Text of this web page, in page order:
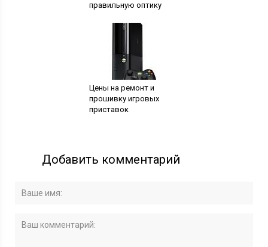
правильную оптику
Цены на ремонт и
прошивку игровых
приставок
Добавить комментарий